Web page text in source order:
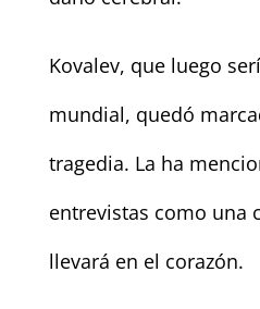
Kovalev, que luego
mundial, quedó
tragedia. La ha
entrevistas como una
llevará en el corazón.